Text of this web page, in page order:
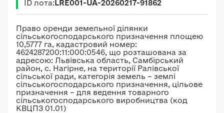
ID лота:LRE001-UA-20260217-91862
Право оренди земельної ділянки
сільськогосподарського призначення площею
10,5777 га, кадастровий номер:
4624287200:11:000:0546, що розташована за
адресою: Львівська область, Самбірський
район, с. Нагірне, на території Ралівської
сільської ради, категорія земель – землі
сільськогосподарського призначення, цільове
призначення – для ведення товарного
сільськогосподарського виробництва (код
КВЦПЗ 01.01)